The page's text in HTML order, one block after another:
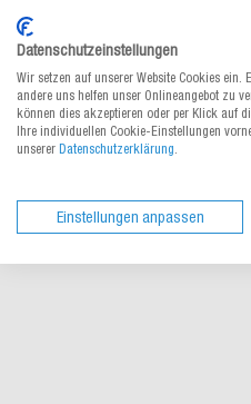
können so während des
entweichen. Auf diese Weise
Kondenswasser und die zu
bei optimaler Sicherung
auch die
in verschiedenen Größen
jeden Einsatzzweck gerüstet
unseren Kundenservice
Datenschutzeinstellungen
Wir setzen auf unserer Website Cookies
andere uns helfen unser Onlineangebot zu
können dies akzeptieren oder per Klick auf
Ihre individuellen Cookie-Einstellungen
unserer Datenschutzerklärung.
Einstellungen anpassen